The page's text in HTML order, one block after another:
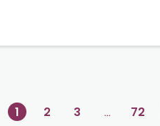
1 2 3 … 72